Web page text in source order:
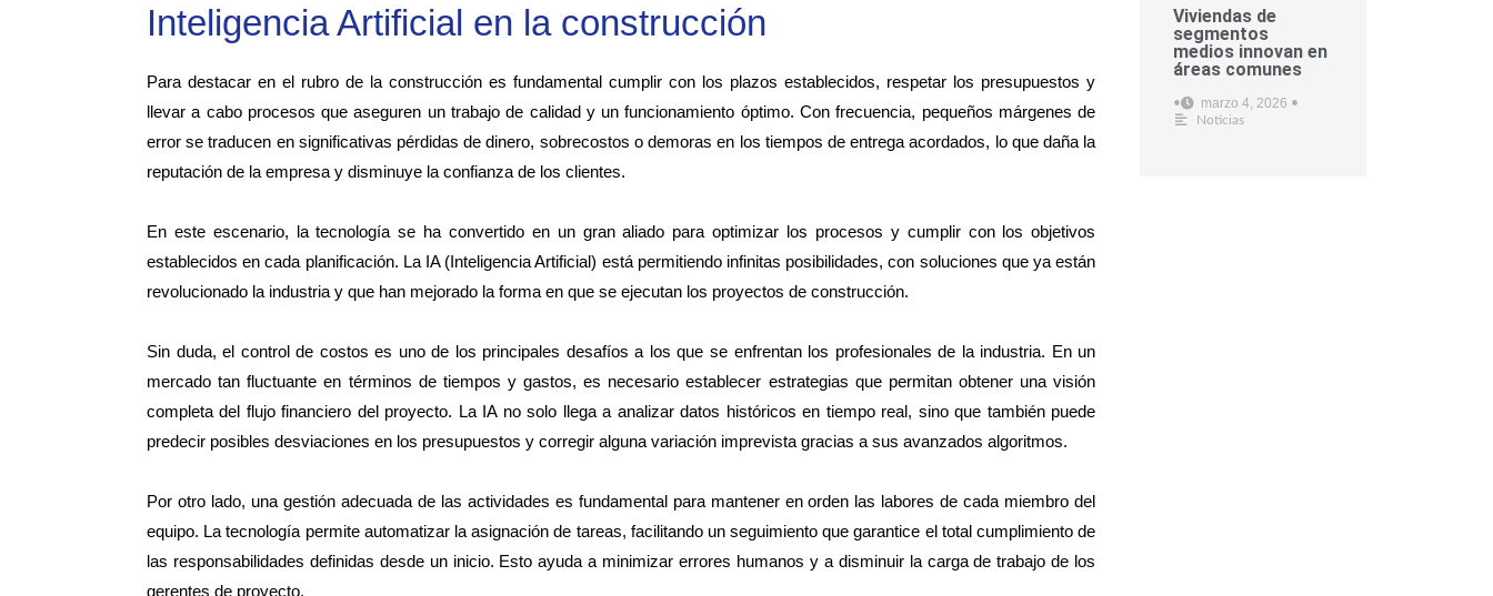
Inteligencia Artificial en la construcción
Para destacar en el rubro de la construcción es fundamental cumplir con los plazos establecidos, respetar los presupuestos y
llevar a cabo procesos que aseguren un trabajo de calidad y un funcionamiento óptimo. Con frecuencia, pequeños márgenes de
error se traducen en significativas pérdidas de dinero, sobrecostos o demoras en los tiempos de entrega acordados, lo que daña la
reputación de la empresa y disminuye la confianza de los clientes.
En este escenario, la tecnología se ha convertido en un gran aliado para optimizar los procesos y cumplir con los objetivos
establecidos en cada planificación. La IA (Inteligencia Artificial) está permitiendo infinitas posibilidades, con soluciones que ya están
revolucionado la industria y que han mejorado la forma en que se ejecutan los proyectos de construcción.
Sin duda, el control de costos es uno de los principales desafíos a los que se enfrentan los profesionales de la industria. En un
mercado tan fluctuante en términos de tiempos y gastos, es necesario establecer estrategias que permitan obtener una visión
completa del flujo financiero del proyecto. La IA no solo llega a analizar datos históricos en tiempo real, sino que también puede
predecir posibles desviaciones en los presupuestos y corregir alguna variación imprevista gracias a sus avanzados algoritmos.
Por otro lado, una gestión adecuada de las actividades es fundamental para mantener en orden las labores de cada miembro del
equipo. La tecnología permite automatizar la asignación de tareas, facilitando un seguimiento que garantice el total cumplimiento de
las responsabilidades definidas desde un inicio. Esto ayuda a minimizar errores humanos y a disminuir la carga de trabajo de los
gerentes de proyecto.
Viviendas de
segmentos
medios innovan en
áreas comunes
• marzo 4, 2026 •
Noticias